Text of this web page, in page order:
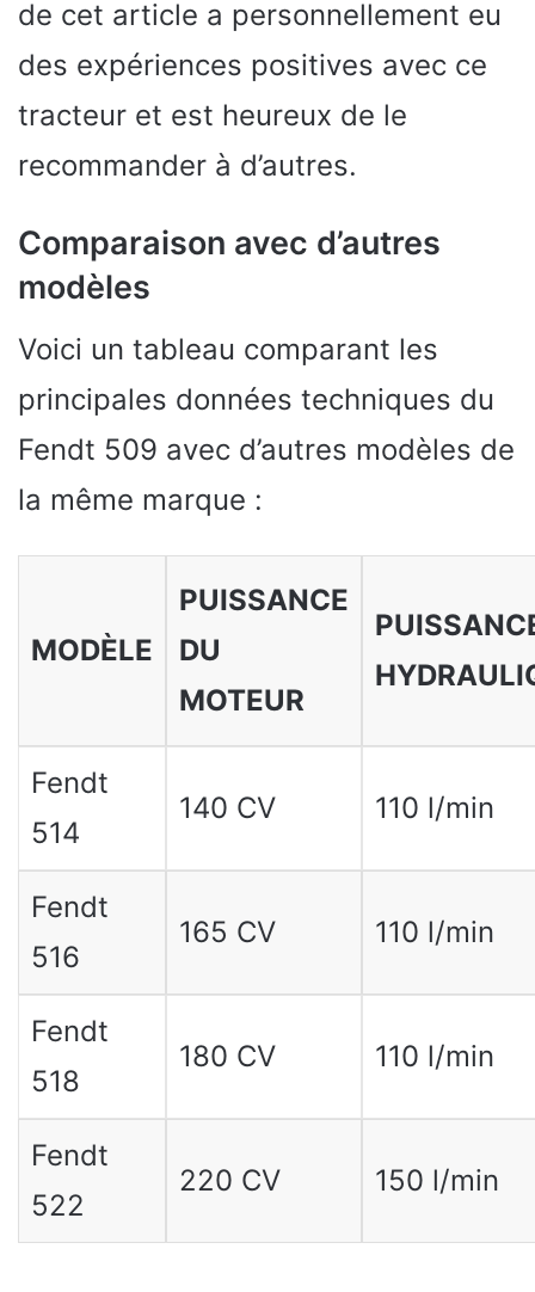
de cet article a personnellement eu
des expériences positives avec ce
tracteur et est heureux de le
recommander à d’autres.
Comparaison avec d’autres
modèles
Voici un tableau comparant les
principales données techniques du
Fendt 509 avec d’autres modèles de
la même marque :
MODÈLE
PUISSANCE
DU
MOTEUR
Fendt
514
140 CV 110 l/min
Fendt
516
165 CV 110 l/min
Fendt
518
180 CV 110 l/min
Fendt
522
220 CV 150 l/min